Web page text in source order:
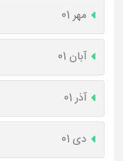
مهر 01
آبان 01
آذر 01
دی 01